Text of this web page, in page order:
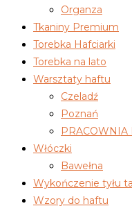
Organza
Tkaniny Premium
Torebka Hafciarki
Torebka na lato
Warsztaty haftu
Czeladź
Poznań
PRACOWNIA
Włóczki
Bawełna
Wykończenie tyłu
Wzory do haftu